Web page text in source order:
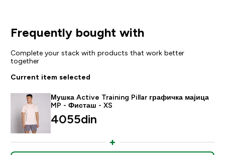
Frequently bought with
Complete your stack with products that work better
together
Current item selected
Мушка Active Training Pillar графичка мајица
MP - Фисташ - XS
4055din‎